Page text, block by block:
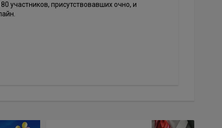
участников, присутствовавших очно, и